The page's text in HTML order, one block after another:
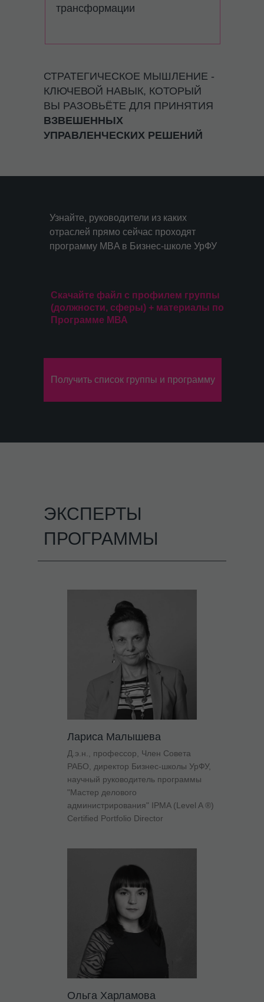
СТРАТЕГИЧЕСКОЕ МЫШЛЕНИЕ -
КЛЮЧЕВОЙ НАВЫК, КОТОРЫЙ
ВЫ РАЗОВЬЁТЕ ДЛЯ ПРИНЯТИЯ
ВЗВЕШЕННЫХ
УПРАВЛЕНЧЕСКИХ РЕШЕНИЙ
трансформации
Получить список группы и программу
Скачайте файл с профилем группы
(должности, сферы) + материалы по
Программе МВА
Узнайте, руководители из каких
отраслей прямо сейчас проходят
программу MBA в Бизнес-школе УрФУ
Лариса Малышева
Ольга Харламова
ЭКСПЕРТЫ
ПРОГРАММЫ
Д.э.н., профессор, Член Совета
РАБО, директор Бизнес-школы УрФУ,
научный руководитель программы
"Мастер делового
администрирования" IPMA (Level A ®)
Certified Portfolio Director